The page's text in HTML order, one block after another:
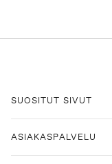
SUOSITUT SIVUT
ASIAKASPALVELU